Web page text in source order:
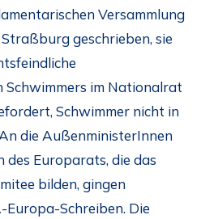
Versammlung
geschrieben, sie
im Nationalrat
Schwimmer nicht in
die AußenministerInnen
Europarats, die das
bilden, gingen
Europa-Schreiben. Die